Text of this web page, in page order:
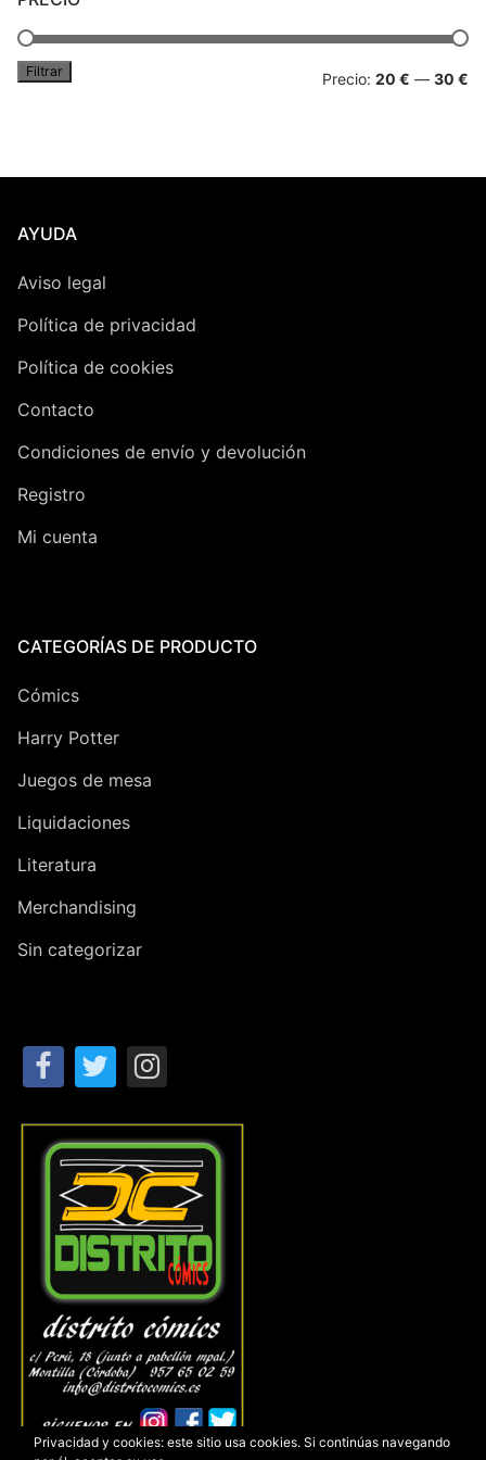
Peluches
Filtrar Precio: 20 € — 30 €
AYUDA
Aviso legal
Política de privacidad
Política de cookies
Contacto
Condiciones de envío y devolución
Registro
Mi cuenta
CATEGORÍAS DE PRODUCTO
Cómics
Harry Potter
Juegos de mesa
Liquidaciones
Literatura
Merchandising
Sin categorizar
Privacidad y cookies: este sitio usa cookies. Si continúas navegando